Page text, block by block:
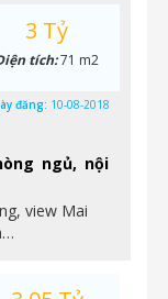
ngủ, nội
view Mai
3 Tỷ
tích:71 m2
đăng: 10-08-2018